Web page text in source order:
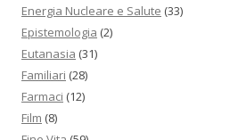
Energia Nucleare e Salute (33)
Epistemologia (2)
Eutanasia (31)
Familiari (28)
Farmaci (12)
Film (8)